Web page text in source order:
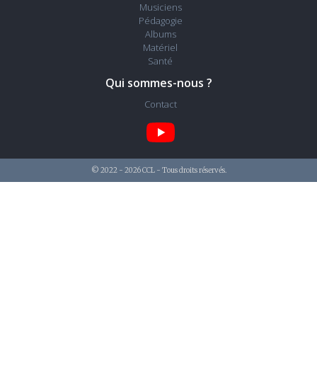
Musiciens
Pédagogie
Albums
Matériel
Santé
Qui sommes-nous ?
Contact
© 2022 - 2026 CCL - Tous droits réservés.